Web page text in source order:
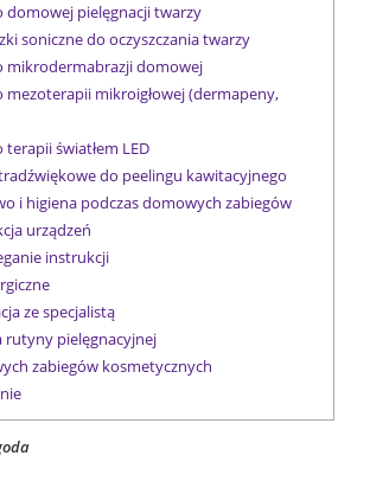
domowej pielęgnacji twarzy
soniczne do oczyszczania twarzy
mikrodermabrazji domowej
mezoterapii mikroigłowej (dermapeny,
terapii światłem LED
do peelingu kawitacyjnego
i higiena podczas domowych zabiegów
urządzeń
instrukcji
ze specjalistą
rutyny pielęgnacyjnej
zabiegów kosmetycznych